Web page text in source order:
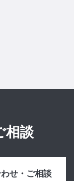
相談
せ・ご相談